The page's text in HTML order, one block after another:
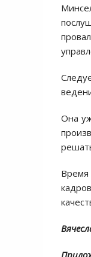
Она
Время